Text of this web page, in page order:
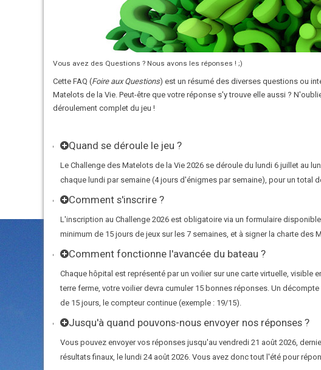
Vous avez des Questions ? Nous avons les réponses ! ;)
Cette FAQ (Foire aux Questions) est un résumé des diverses questions ou
Matelots de la Vie. Peut-être que votre réponse s'y trouve elle aussi ?
déroulement complet du jeu !
Quand se déroule le jeu ?
Le Challenge des Matelots de la Vie 2026 se déroule du lundi 6 juillet au
chaque lundi par semaine (4 jours d'énigmes par semaine), pour un total
Comment s'inscrire ?
L'inscription au Challenge 2026 est obligatoire via un formulaire
minimum de 15 jours de jeux sur les 7 semaines, et à signer la charte des
Comment fonctionne l'avancée du bateau ?
Chaque hôpital est représenté par un voilier sur une carte virtuelle,
terre ferme, votre voilier devra cumuler 15 bonnes réponses. Un
de 15 jours, le compteur continue (exemple : 19/15).
Jusqu'à quand pouvons-nous envoyer nos réponses ?
Vous pouvez envoyer vos réponses jusqu'au vendredi 21 août 2026,
résultats finaux, le lundi 24 août 2026. Vous avez donc tout l'été pour